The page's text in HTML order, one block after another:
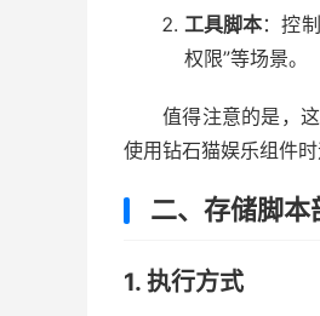
工具脚本：控
权限”等场景。
值得注意的是，
使用钻石猫娱乐组件
二、存储脚本
1. 执行方式